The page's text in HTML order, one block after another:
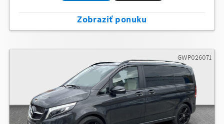
Zobraziť ponuku
GWP026071